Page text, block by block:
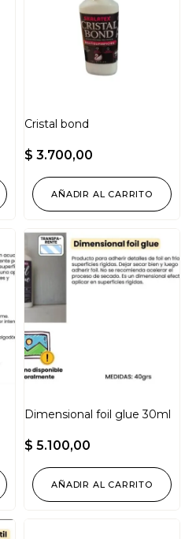
Cristal bond
$ 3.700,00
AÑADIR AL CARRITO
Dimensional foil glue 30ml
$ 5.100,00
AÑADIR AL CARRITO